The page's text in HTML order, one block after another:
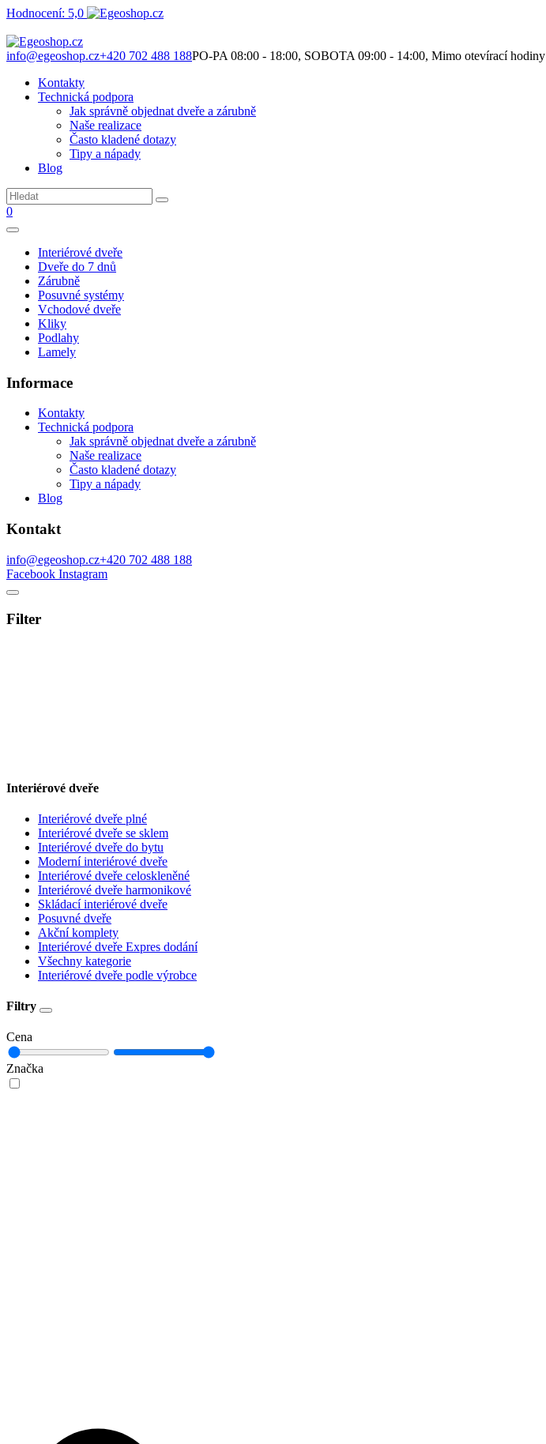
Hodnocení: 5,0
info@egeoshop.cz+420 702 488 188PO-PA 08:00 - 18:00, SOBOTA 09:00 - 14:00, Mimo otevírací hodiny
Kontakty
Technická podpora
Jak správně objednat dveře a zárubně
Naše realizace
Často kladené dotazy
Tipy a nápady
Blog
0
Interiérové dveře
Dveře do 7 dnů
Zárubně
Posuvné systémy
Vchodové dveře
Kliky
Podlahy
Lamely
Informace
Kontakty
Technická podpora
Jak správně objednat dveře a zárubně
Naše realizace
Často kladené dotazy
Tipy a nápady
Blog
Kontakt
info@egeoshop.cz+420 702 488 188
Facebook Instagram
Filter
Interiérové dveře
Interiérové dveře plné
Interiérové dveře se sklem
Interiérové dveře do bytu
Moderní interiérové dveře
Interiérové dveře celoskleněné
Interiérové dveře harmonikové
Skládací interiérové dveře
Posuvné dveře
Akční komplety
Interiérové dveře Expres dodání
Všechny kategorie
Interiérové dveře podle výrobce
Filtry
Cena
Značka